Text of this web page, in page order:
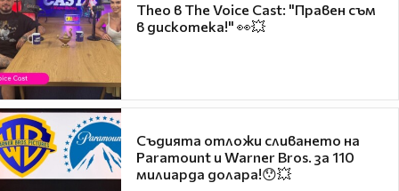
Theo в The Voice Cast: "Правен съм
в дискотека!" 👀💥
Съдията отложи сливането на
Paramount и Warner Bros. за 110
милиарда долара!😯💥